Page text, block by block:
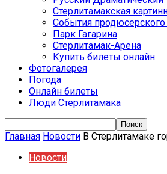
Стерлитамакская
События продюсерского
Парк Гагарина
Стерлитамак-Арена
Купить билеты онлайн
Фотогалерея
Погода
Онлайн билеты
Люди Стерлитамака
Главная Новости В Стерлитамаке
Новости